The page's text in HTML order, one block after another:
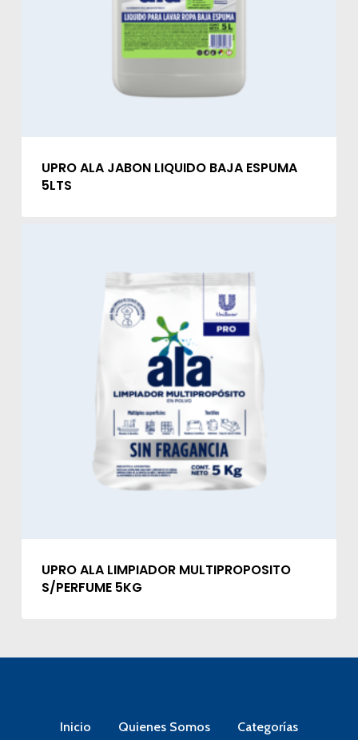
UPRO ALA JABON LIQUIDO BAJA ESPUMA
5LTS
UPRO ALA LIMPIADOR MULTIPROPOSITO
S/PERFUME 5KG
Inicio Quienes Somos Categorías